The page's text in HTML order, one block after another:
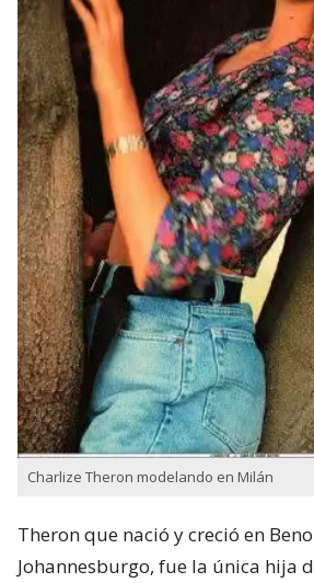
Charlize Theron modelando en Milán
Theron que nació y creció en
Johannesburgo, fue la única hija